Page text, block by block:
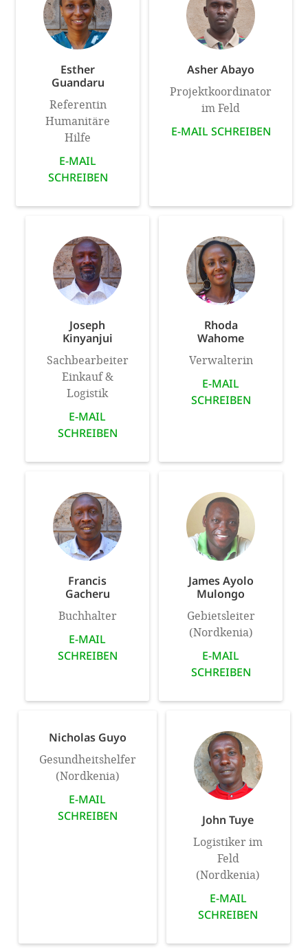
Esther
Guandaru
Referentin
Humanitäre
Hilfe
E-MAIL
SCHREIBEN
Asher Abayo
Projektkoordinator
im Feld
E-MAIL SCHREIBEN
Joseph
Kinyanjui
Sachbearbeiter
Einkauf &
Logistik
E-MAIL
SCHREIBEN
Rhoda
Wahome
Verwalterin
E-MAIL
SCHREIBEN
Francis
Gacheru
Buchhalter
E-MAIL
SCHREIBEN
James Ayolo
Mulongo
Gebietsleiter
(Nordkenia)
E-MAIL
SCHREIBEN
Nicholas Guyo
Gesundheitshelfer
(Nordkenia)
E-MAIL
SCHREIBEN
John Tuye
Logistiker im
Feld
(Nordkenia)
E-MAIL
SCHREIBEN